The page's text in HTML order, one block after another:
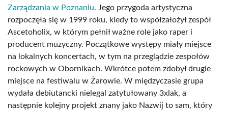
Zarządzania w Poznaniu. Jego przygoda artystyczna
rozpoczęła się w 1999 roku, kiedy to współzałożył zespół
Ascetoholix, w którym pełnił ważne role jako raper i
producent muzyczny. Początkowe występy miały miejsce
na lokalnych koncertach, w tym na przeglądzie zespołów
rockowych w Obornikach. Wkrótce potem zdobył drugie
miejsce na festiwalu w Żarowie. W międzyczasie grupa
wydała debiutancki nielegal zatytułowany 3xlak, a
następnie kolejny projekt znany jako Nazwij to sam, który